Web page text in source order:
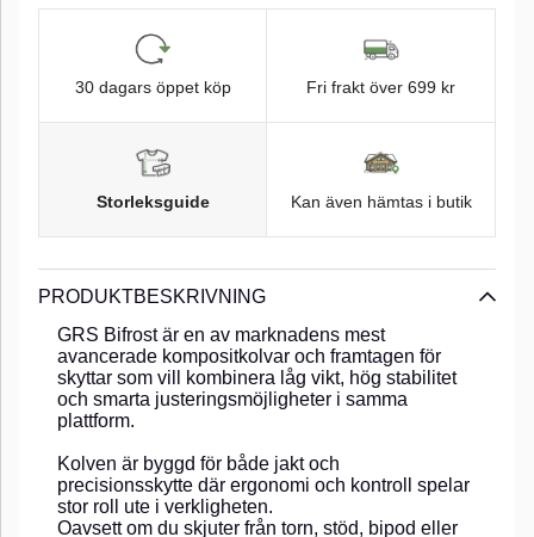
30 dagars öppet köp Fri frakt över 699 kr
Storleksguide Kan även hämtas i butik
PRODUKTBESKRIVNING
GRS Bifrost är en av marknadens mest
avancerade kompositkolvar och framtagen för
skyttar som vill kombinera låg vikt, hög stabilitet
och smarta justeringsmöjligheter i samma
plattform.
Kolven är byggd för både jakt och
precisionsskytte där ergonomi och kontroll spelar
stor roll ute i verkligheten.
Oavsett om du skjuter från torn, stöd, bipod eller